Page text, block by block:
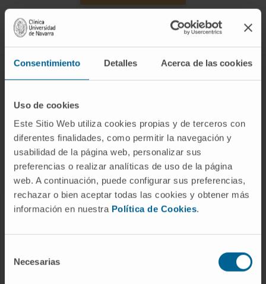
Consentimiento Detalles Acerca de las cookies
Uso de cookies
Este Sitio Web utiliza cookies propias y de terceros con
diferentes finalidades, como permitir la navegación y
usabilidad de la página web, personalizar sus
preferencias o realizar analíticas de uso de la página
web. A continuación, puede configurar sus preferencias,
rechazar o bien aceptar todas las cookies y obtener más
información en nuestra Política de Cookies.
Necesarias
ENFERMEDADES Y TRATAMIENTOS
Enfermedades
Pruebas diagnósticas
Tratamientos
Cuidados en casa
Chequeos y salud
Conozca a los profesionales